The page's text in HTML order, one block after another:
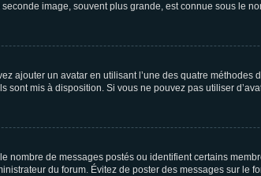
image, souvent plus grande, est connue sous le
ajouter un avatar en utilisant l’une des quatre méthodes
mis à disposition. Si vous ne pouvez pas utiliser
nombre de messages postés ou identifient certains
du forum. Évitez de poster des messages sur